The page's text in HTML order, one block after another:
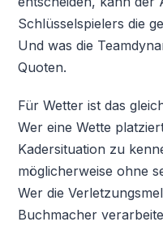
Schlüsselspielers die
Und was die
Quoten.
Für Wetter ist das
Wer eine Wette
Kadersituation zu
möglicherweise ohne
Wer die
Buchmacher